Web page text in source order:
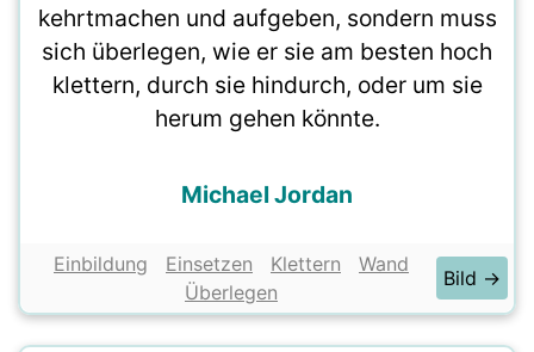
kehrtmachen und aufgeben, sondern muss
sich überlegen, wie er sie am besten hoch
klettern, durch sie hindurch, oder um sie
herum gehen könnte.
Michael Jordan
Einbildung Einsetzen Klettern
Wand
Überlegen
Bild →